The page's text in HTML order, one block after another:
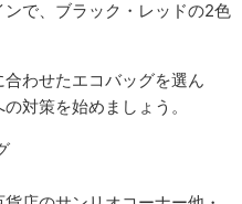
で、ブラック・レッドの2色
わせたエコバッグを選ん
対策を始めましょう。